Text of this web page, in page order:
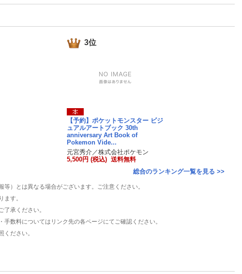
チケット
エンタメニュース
3位
【予約】ポケットモンスター ビジ
ュアルアートブック 30th
anniversary Art Book of
Pokemon Vide...
元宮秀介／株式会社ポケモン
5,500円 (税込) 送料無料
総合のランキング一覧を見る >>
）とは異なる場合がございます。ご注意ください。
す。
承ください。
数料についてはリンク先の各ページにてご確認ください。
ください。